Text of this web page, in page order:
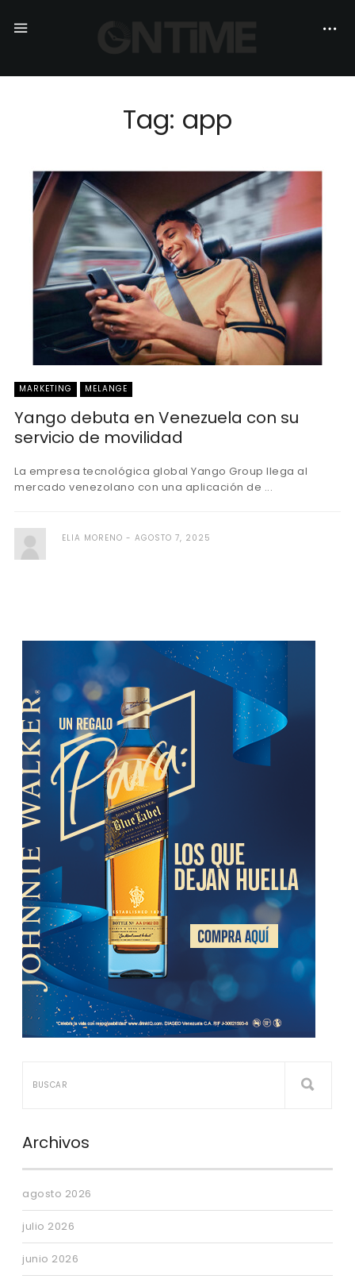
Tag: app
MARKETING MELANGE
Yango debuta en Venezuela con su
servicio de movilidad
La empresa tecnológica global Yango Group llega al
mercado venezolano con una aplicación de ...
ELIA MORENO AGOSTO 7, 2025
Archivos
agosto 2026
julio 2026
junio 2026